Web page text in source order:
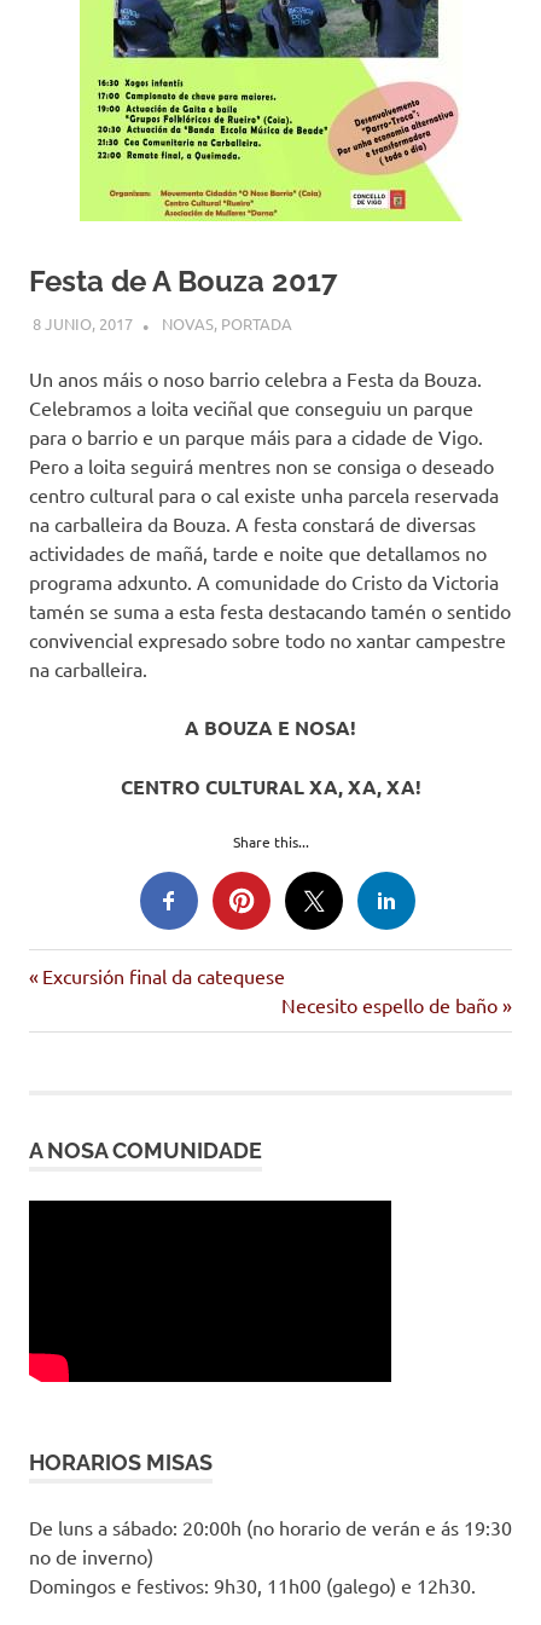
Festa de A Bouza 2017
8 JUNIO, 2017 COMUNIDADE
NOVAS, PORTADA
Un anos máis o noso barrio celebra a Festa da Bouza.
Celebramos a loita veciñal que conseguiu un parque
para o barrio e un parque máis para a cidade de Vigo.
Pero a loita seguirá mentres non se consiga o deseado
centro cultural para o cal existe unha parcela reservada
na carballeira da Bouza. A festa constará de diversas
actividades de mañá, tarde e noite que detallamos no
programa adxunto. A comunidade do Cristo da Victoria
tamén se suma a esta festa destacando tamén o sentido
convivencial expresado sobre todo no xantar campestre
na carballeira.
A BOUZA E NOSA!
CENTRO CULTURAL XA, XA, XA!
Share this...
Navegación
de
Entrada
Excursión final da catequese
Siguiente
entrada:
Necesito espello de baño
A NOSA COMUNIDADE
HORARIOS MISAS
De luns a sábado: 20:00h (no horario de verán e ás 19:30
no de inverno)
Domingos e festivos: 9h30, 11h00 (galego) e 12h30.